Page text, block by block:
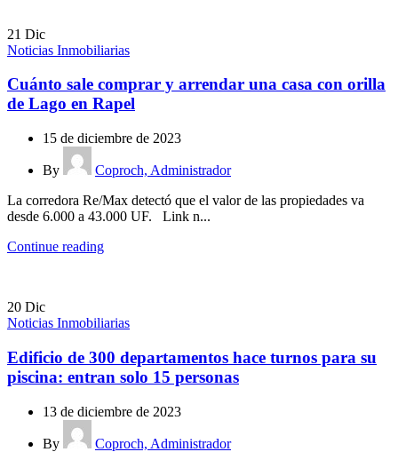
21 Dic
Noticias Inmobiliarias
Cuánto sale comprar y arrendar una casa con orilla
de Lago en Rapel
15 de diciembre de 2023
By
Coproch, Administrador
La corredora Re/Max detectó que el valor de las propiedades va
desde 6.000 a 43.000 UF. Link n...
Continue reading
20 Dic
Noticias Inmobiliarias
Edificio de 300 departamentos hace turnos para su
piscina: entran solo 15 personas
13 de diciembre de 2023
By
Coproch, Administrador